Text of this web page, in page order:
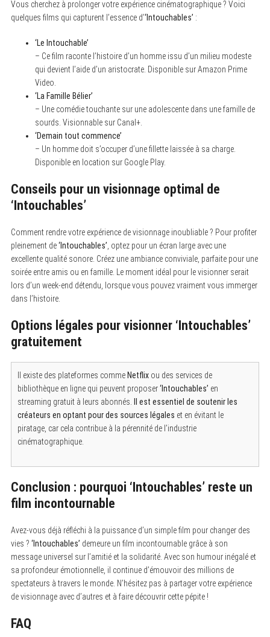
Vous cherchez à prolonger votre expérience cinématographique ? Voici
quelques films qui capturent l’essence d’‘Intouchables’ :
‘Le Intouchable’
– Ce film raconte l’histoire d’un homme issu d’un milieu modeste
qui devient l’aide d’un aristocrate. Disponible sur Amazon Prime
Video.
‘La Famille Bélier’
– Une comédie touchante sur une adolescente dans une famille de
sourds. Visionnable sur Canal+.
‘Demain tout commence’
– Un homme doit s’occuper d’une fillette laissée à sa charge.
Disponible en location sur Google Play.
Conseils pour un visionnage optimal de
‘Intouchables’
Comment rendre votre expérience de visionnage inoubliable ? Pour profiter
pleinement de‘Intouchables’ , optez pour un écran large avec une
excellente qualité sonore. Créez une ambiance conviviale, parfaite pour une
soirée entre amis ou en famille. Le moment idéal pour le visionner serait
lors d’un week-end détendu, lorsque vous pouvez vraiment vous immerger
dans l’histoire.
Options légales pour visionner ‘Intouchables’
gratuitement
Il existe des plateformes comme Netflixou des services de
bibliothèque en ligne qui peuvent proposer‘Intouchables’ en
streaming gratuit à leurs abonnés.
Il est essentiel de soutenir les
créateurs en optant pour des sources légales et en évitant le
piratage, car cela contribue à la pérennité de l’industrie
cinématographique.
Conclusion : pourquoi ‘Intouchables’reste un
film incontournable
Avez-vous déjà réfléchi à la puissance d’un simple film pour changer des
vies ? ‘Intouchables’ demeure un film incontournable grâce à son
message universel sur l’amitié et la solidarité. Avec son humour inégalé et
sa profondeur émotionnelle, il continue d’émouvoir des millions de
spectateurs à travers le monde. N’hésitez pas à partager votre expérience
de visionnage avec d’autres et à faire découvrir cette pépite !
FAQ
e
a
r
c
h
o
: